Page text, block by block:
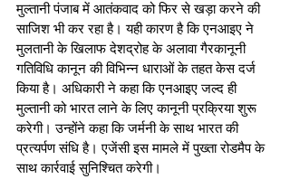
मुल्तानी पंजाब में आतंकवाद को फिर से खड़ा करने की
साजिश भी कर रहा है। यही कारण है कि एनआइए ने
मुलतानी के खिलाफ देशद्रोह के अलावा गैरकानूनी
गतिविधि कानून की विभिन्न धाराओं के तहत केस दर्ज
किया है। अधिकारी ने कहा कि एनआइए जल्द ही
मुल्तानी को भारत लाने के लिए कानूनी प्रक्रिया शुरू
करेगी। उन्होंने कहा कि जर्मनी के साथ भारत की
प्रत्यर्पण संधि है। एजेंसी इस मामले में पुख्ता रोडमैप के
साथ कार्रवाई सुनिश्चित करेगी।